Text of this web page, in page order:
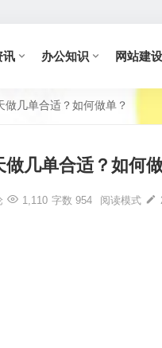
讯 办公知识 网站建设
做几单合适？如何做单？
几单合适？如何
1,110 字数 954 阅读模式